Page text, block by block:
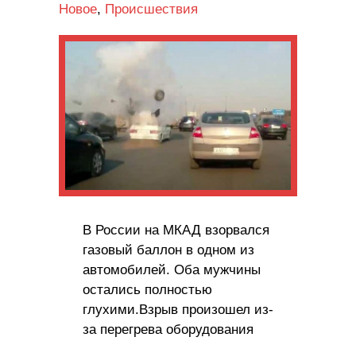
Новое, Происшествия
В России на МКАД взорвался
газовый баллон в одном из
автомобилей. Оба мужчины
остались полностью
глухими.Взрыв произошел из-
за перегрева оборудования